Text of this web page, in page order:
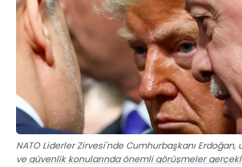
NATO Liderler Zirvesi'nde Cumhurbaşkanı
ve güvenlik konularında önemli görüşmeler